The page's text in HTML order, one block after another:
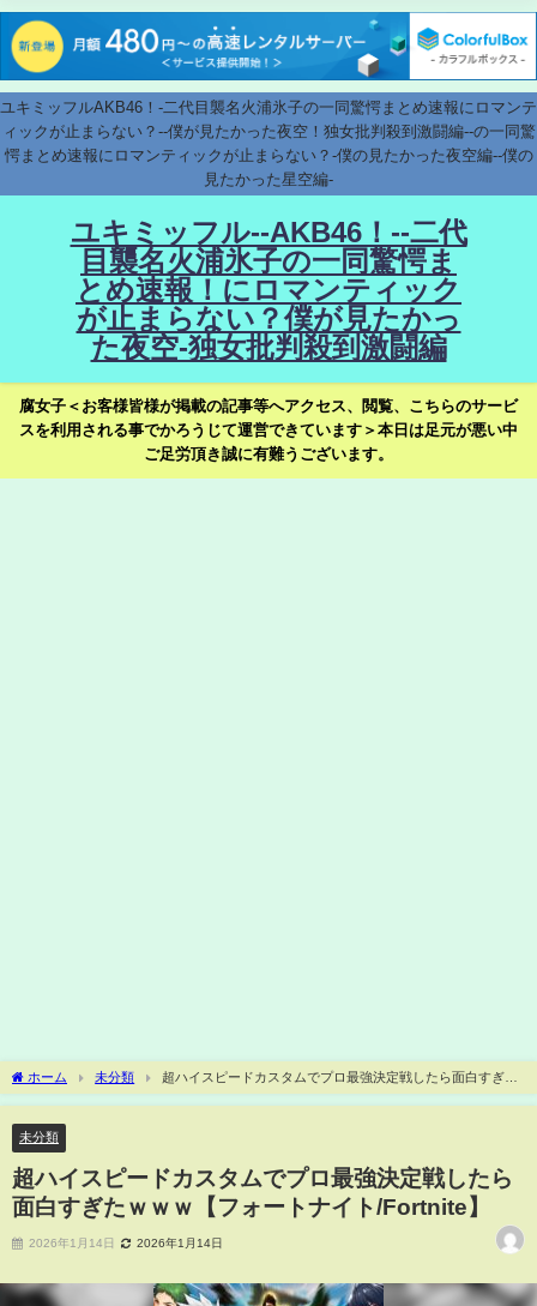
ユキミッフルAKB46！-二代目襲名火浦氷子の一同驚愕まとめ速報にロマンテ
ィックが止まらない？--僕が見たかった夜空！独女批判殺到激闘編--の一同驚
愕まとめ速報にロマンティックが止まらない？-僕の見たかった夜空編--僕の
見たかった星空編-
ユキミッフル--AKB46！--二代
目襲名火浦氷子の一同驚愕ま
とめ速報！にロマンティック
が止まらない？僕が見たかっ
た夜空-独女批判殺到激闘編
腐女子＜お客様皆様が掲載の記事等へアクセス、閲覧、こちらのサービ
スを利用される事でかろうじて運営できています＞本日は足元が悪い中
ご足労頂き誠に有難うございます。
ホーム 未分類
超ハイスピードカスタムでプロ最強決定戦したら面白すぎた
ｗｗｗ【フォートナイト/Fortnite】
未分類
超ハイスピードカスタムでプロ最強決定戦したら
面白すぎたｗｗｗ【フォートナイト/Fortnite】
2026年1月14日 2026年1月14日